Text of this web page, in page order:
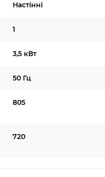
Настінні
1
3,5 кВт
50 Гц
805
720